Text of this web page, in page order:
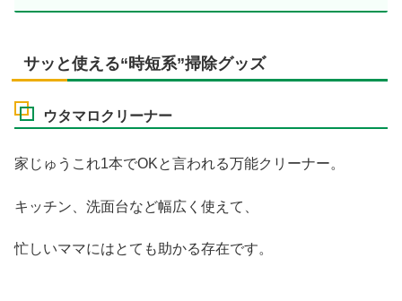
サッと使える“時短系”掃除グッズ
ウタマロクリーナー
家じゅうこれ1本でOKと言われる万能クリーナー。
キッチン、洗面台など幅広く使えて、
忙しいママにはとても助かる存在です。